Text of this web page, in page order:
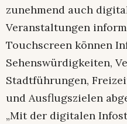
zunehmend auch
Veranstaltungen
Touchscreen können
Sehenswürdigkeiten,
Stadtführungen,
und Ausflugszielen
„Mit der digitalen